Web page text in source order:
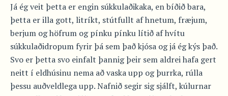
Já ég veit þetta er engin súkkulaðikaka, en bíðið bara,
þetta er illa gott, litríkt, stútfullt af hnetum, fræjum,
berjum og höfrum og pínku pínku lítið af hvítu
súkkulaðidropum fyrir þá sem það kjósa og já ég kýs það.
Svo er þetta svo einfalt þannig þeir sem aldrei hafa gert
neitt í eldhúsinu nema að vaska upp og þurrka, rúlla
þessu auðveldlega upp. Nafnið segir sig sjálft, kúlurnar